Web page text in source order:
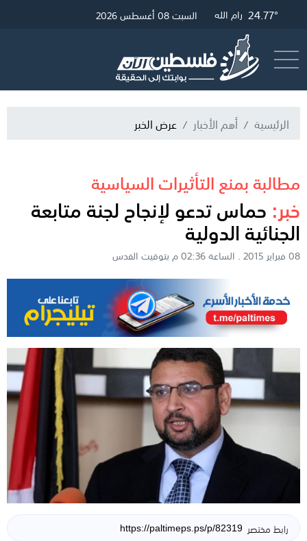
28.39° غزة 25.01° القدس 24.77° رام الله السبت 08 أغسطس 2026
الرئيسية أهم الأخبار عرض الخبر
مطالبة بمنع التأثيرات السياسية
خبر: حماس تدعو لإنجاح لجنة متابعة
الجنائية الدولية
08 فبراير 2015 . الساعة 02:36 م بتوقيت القدس
رابط مختصر